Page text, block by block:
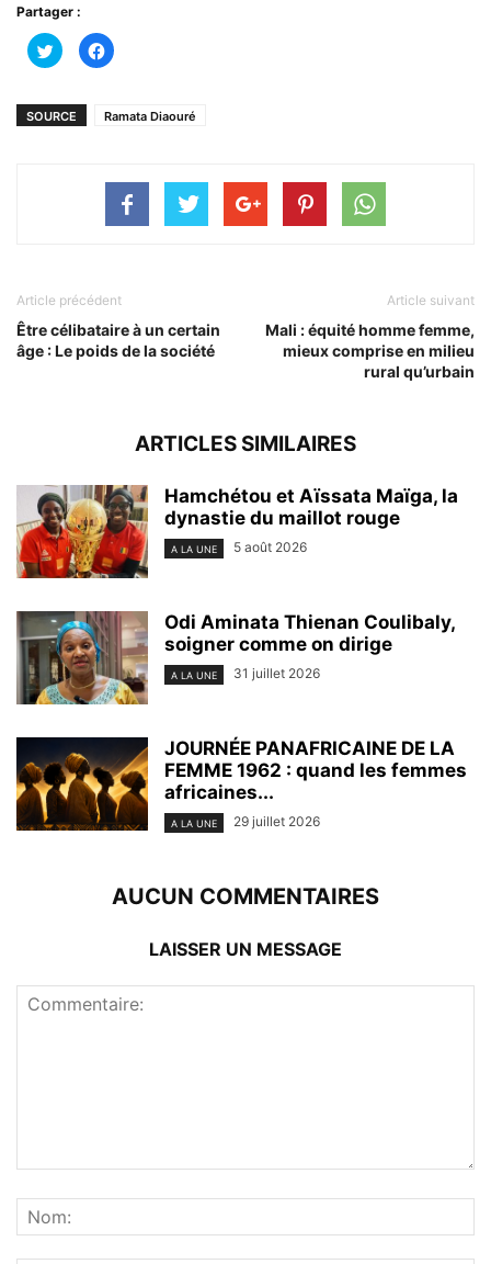
Partager :
Cliquez
pour
partager
dans
une
Cliquez
pour
dans
une
SOURCE Ramata Diaouré
Article précédent
Être célibataire à un certain
âge : Le poids de la société
Article suivant
Mali : équité homme femme,
mieux comprise en milieu
rural qu’urbain
ARTICLES SIMILAIRES
Hamchétou et Aïssata Maïga, la
dynastie du maillot rouge
A LA UNE 5 août 2026
Odi Aminata Thienan Coulibaly,
soigner comme on dirige
A LA UNE 31 juillet 2026
JOURNÉE PANAFRICAINE DE LA
FEMME 1962 : quand les femmes
africaines...
A LA UNE 29 juillet 2026
AUCUN COMMENTAIRES
LAISSER UN MESSAGE